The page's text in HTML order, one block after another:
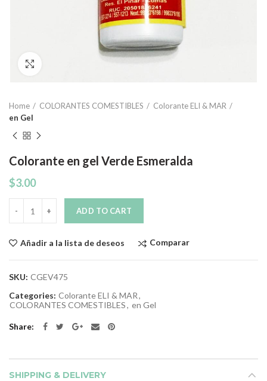
Home COLORANTES COMESTIBLES
Colorante ELI & MAR
en Gel
Colorante en gel Verde Esmeralda
$3.00
ADD TO CART
Añadir a la lista de deseos Comparar
SKU: CGEV475
Categories: Colorante ELI & MAR,
COLORANTES COMESTIBLES, en Gel
Share
SHIPPING & DELIVERY